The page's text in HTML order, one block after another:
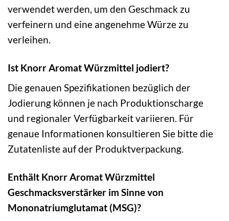
verwendet werden, um den Geschmack zu
verfeinern und eine angenehme Würze zu
verleihen.
Ist Knorr Aromat Würzmittel jodiert?
Die genauen Spezifikationen bezüglich der
Jodierung können je nach Produktionscharge
und regionaler Verfügbarkeit variieren. Für
genaue Informationen konsultieren Sie bitte die
Zutatenliste auf der Produktverpackung.
Enthält Knorr Aromat Würzmittel
Geschmacksverstärker im Sinne von
Mononatriumglutamat (MSG)?